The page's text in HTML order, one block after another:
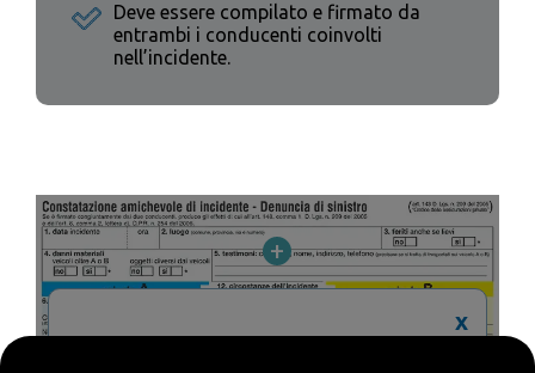
Deve essere compilato e firmato da
entrambi i conducenti coinvolti
nell’incidente.
+
x